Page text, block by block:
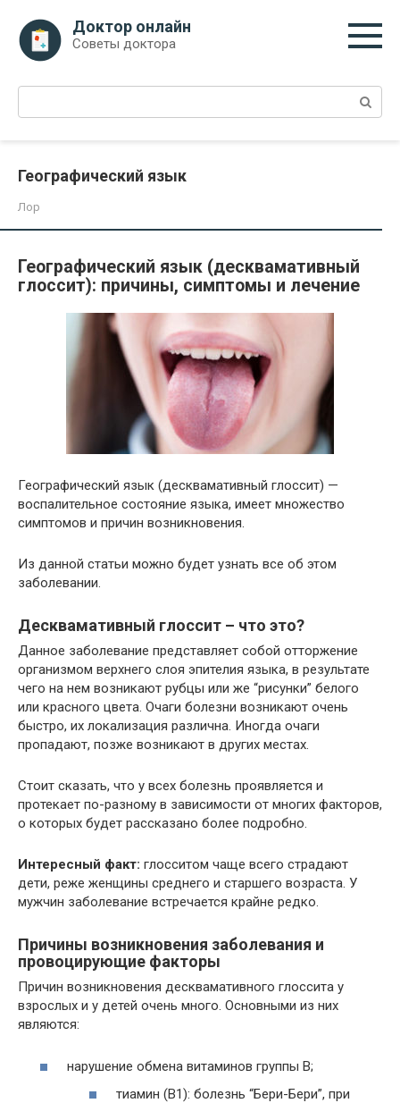
контенту
Доктор онлайн
Советы доктора
Поиск:
Географический язык
Лор
Географический язык (десквамативный
глоссит): причины, симптомы и лечение
Географический язык (десквамативный глоссит) —
воспалительное состояние языка, имеет множество
симптомов и причин возникновения.
Из данной статьи можно будет узнать все об этом
заболевании.
Десквамативный глоссит – что это?
Данное заболевание представляет собой отторжение
организмом верхнего слоя эпителия языка, в результате
чего на нем возникают рубцы или же “рисунки” белого
или красного цвета. Очаги болезни возникают очень
быстро, их локализация различна. Иногда очаги
пропадают, позже возникают в других местах.
Стоит сказать, что у всех болезнь проявляется и
протекает по-разному в зависимости от многих факторов,
о которых будет рассказано более подробно.
Интересный факт: глосситом чаще всего страдают
дети, реже женщины среднего и старшего возраста. У
мужчин заболевание встречается крайне редко.
Причины возникновения заболевания и
провоцирующие факторы
Причин возникновения десквамативного глоссита у
взрослых и у детей очень много. Основными из них
являются:
нарушение обмена витаминов группы В;
тиамин (В1): болезнь “Бери-Бери”, при